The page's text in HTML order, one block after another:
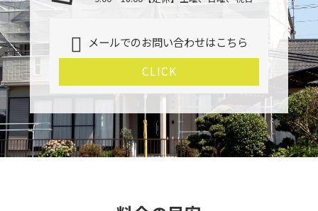
メールでのお問い合わせはこちら
CLICK